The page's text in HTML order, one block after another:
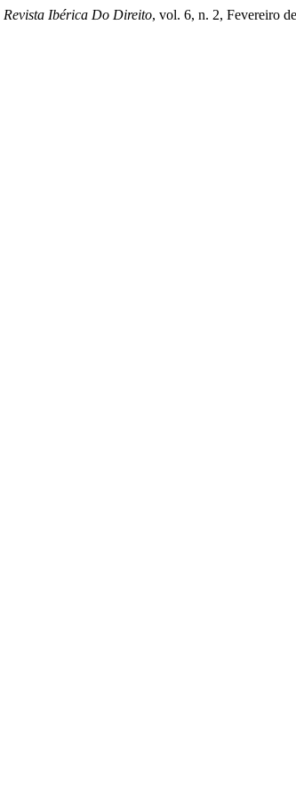
Revista Ibérica Do Direito, vol. 6, n. 2, Fevereiro